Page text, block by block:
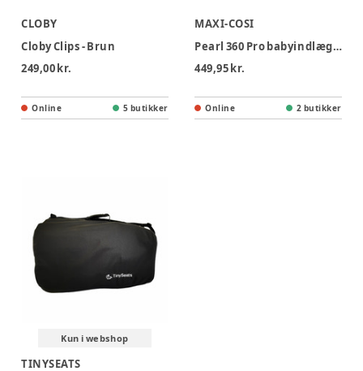
CLOBY
Cloby Clips - Brun
249,00 kr.
Online 5 butikker
MAXI-COSI
Pearl 360 Pro babyindlæg - black
449,95 kr.
Online 2 butikker
Kun i webshop
TINYSEATS